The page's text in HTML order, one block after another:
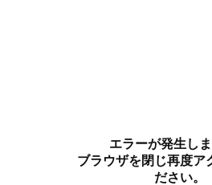
エラーが発生しま
ブラウザを閉じ再度ア
ださい。